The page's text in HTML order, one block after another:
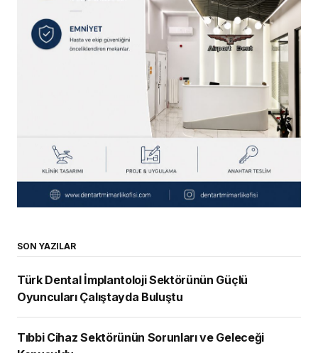
SON YAZILAR
Türk Dental İmplantoloji Sektörünün Güçlü
Oyuncuları Çalıştayda Buluştu
Tıbbi Cihaz Sektörünün Sorunları ve Geleceği